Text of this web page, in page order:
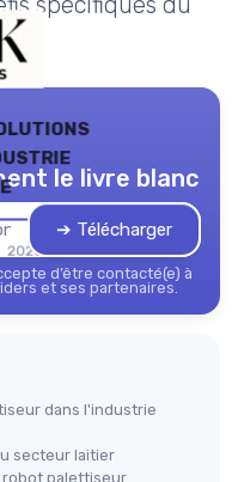
2026
le livre blanc
➔ Télécharger
d’être contacté(e) à
et ses partenaires.
dans l'industrie
secteur laitier
robot palettiseur